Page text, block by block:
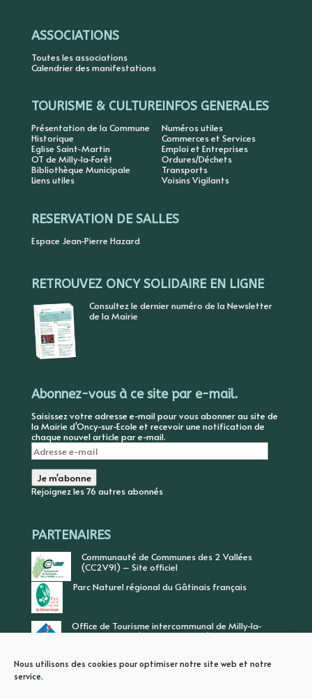
Nous utilisons des cookies pour optimiser notre site web et notre
service.
ASSOCIATIONS
Toutes les associations
Calendrier des manifestations
TOURISME & CULTURE
Présentation de la Commune
Historique
Eglise Saint-Martin
OT de Milly-la-Forêt
Bibliothèque Municipale
Liens utiles
INFOS GENERALES
Numéros utiles
Commerces et Services
Emploi et Entreprises
Ordures/Déchets
Transports
Voisins Vigilants
RESERVATION DE SALLES
Espace Jean-Pierre Hazard
RETROUVEZ ONCY SOLIDAIRE EN LIGNE
Consultez le dernier numéro de la Newsletter
de la Mairie
Abonnez-vous à ce site par e-mail.
Saisissez votre adresse e-mail pour vous abonner au site de
la Mairie d'Oncy-sur-Ecole et recevoir une notification de
chaque nouvel article par e-mail.
Adresse
e-
mail
Je m'abonne
Rejoignez les 76 autres abonnés
PARTENAIRES
Communauté de Communes des 2 Vallées
(CC2V91) – Site officiel
Parc Naturel régional du Gâtinais français
Office de Tourisme intercommunal de Milly-la-
Forêt, Vallée de l’Ecole, Vallée de l’Essonne